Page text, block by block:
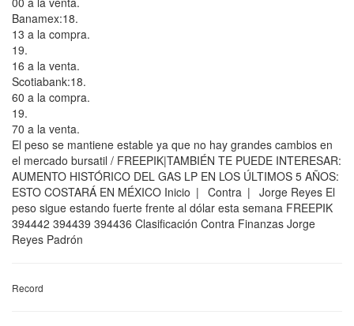
Banamex:18.
13 a la compra.
19.
16 a la venta.
Scotiabank:18.
60 a la compra.
19.
70 a la venta.
El peso se mantiene estable ya que no hay grandes cambios en
el mercado bursatil / FREEPIK|TAMBIÉN TE PUEDE INTERESAR:
AUMENTO HISTÓRICO DEL GAS LP EN LOS ÚLTIMOS 5 AÑOS:
ESTO COSTARÁ EN MÉXICO Inicio | Contra | Jorge Reyes El
peso sigue estando fuerte frente al dólar esta semana FREEPIK
394442 394439 394436 Clasificación Contra Finanzas Jorge
Reyes Padrón
Record